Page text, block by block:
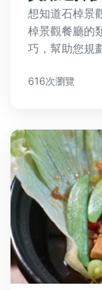
想知道石棹景
棹景觀餐廳的
巧，幫助您規
616次瀏覽